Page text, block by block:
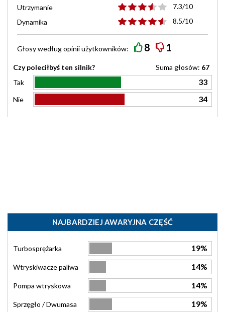
Utrzymanie
7.3/10
Dynamika
8.5/10
Głosy wedługopiniiużytkowników: 8 1
Czy poleciłbyś ten silnik? Suma głosów: 67
Tak
33
Nie 34
NAJBARDZIEJ AWARYJNA CZĘŚĆ
Turbosprężarka 19%
Wtryskiwacze paliwa 14%
Pompa wtryskowa 14%
Sprzęgło / Dwumasa 19%